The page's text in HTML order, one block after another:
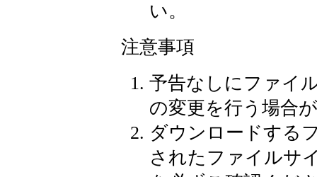
い。
注意事項
予告なしにファイ
の変更を行う場合
ダウンロードする
されたファイルサ